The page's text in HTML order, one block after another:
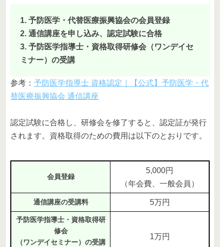
1. 予防医学・代替医療振興協会の会員登録
2. 通信講座を申し込み、認定試験に合格
3. 予防医学指導士・資格取得研修会（ワンデイセ
ミナー）の受講
参考： 予防医学指導士 資格認定｜【公式】予防医学・代
替医療振興協会 通信講座
認定試験に合格し、研修会を修了すると、認定証が発行
されます。資格取得のための費用は以下のとおりです。
会員登録
5,000円
（年会費、一般会員）
通信講座の受講料 5万円
予防医学指導士・資格取得研
修会
（ワンデイセミナー）の受講
1万円